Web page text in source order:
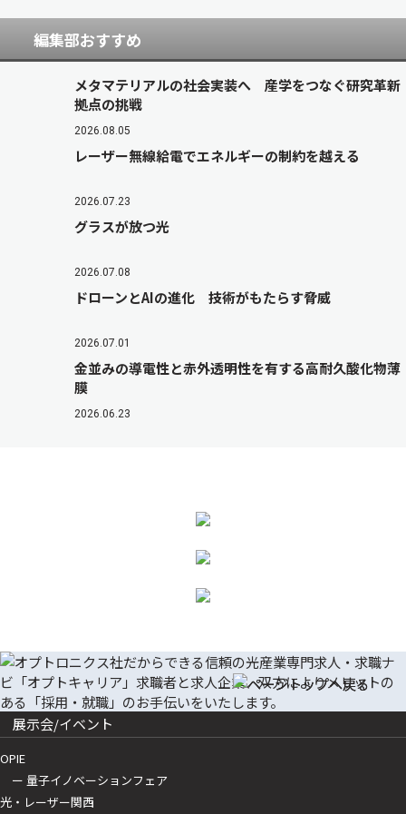
編集部おすすめ
メタマテリアルの社会実装へ 産学をつなぐ研究革新
拠点の挑戦
2026.08.05
レーザー無線給電でエネルギーの制約を越える
2026.07.23
グラスが放つ光
2026.07.08
ドローンとAIの進化 技術がもたらす脅威
2026.07.01
金並みの導電性と赤外透明性を有する高耐久酸化物薄
膜
2026.06.23
展示会/イベント
OPIE
ー 量子イノベーションフェア
光・レーザー関西